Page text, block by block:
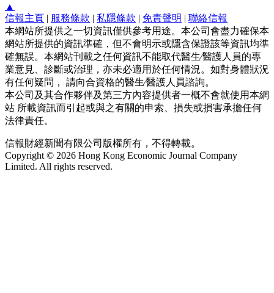
▲
信報主頁 | 服務條款 | 私隱條款 | 免責聲明 | 聯絡信報
本網站所提供之一切資訊僅供參考用途。本公司會盡力確保本
網站所提供的資訊準確，但不會明示或隱含保證該等資訊均準
確無誤。本網站刊載之任何資訊不能取代醫生∕醫護人員的專
業意見、診斷或治理，亦未必適用於任何情況。如對身體狀況
有任何疑問， 請向合資格的醫生∕醫護人員諮詢。
本公司及其合作夥伴及第三方內容提供者一概不會就使用本網
站 所載資訊而引起或與之有關的申索、損失或損害承擔任何
法律責任。
信報財經新聞有限公司版權所有，不得轉載。
Copyright © 2026 Hong Kong Economic Journal Company
Limited. All rights reserved.